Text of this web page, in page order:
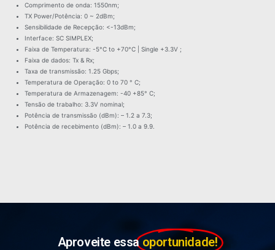
Comprimento de onda: 1550nm;
TX Power/Potência: 0 ~ 2dBm;
Sensibilidade de Recepção: <-13dBm;
Interface: SC SIMPLEX;
Faixa de Temperatura: -5°C to +70°C | Single +3.3V ;
Faixa de dados: Tx & Rx;
Taxa de transmissão: 1.25 Gbps;
Temperatura de Operação: 0 to 70 ° C;
Temperatura de Armazenagem: -40 +85° C;
Tensão de trabalho: 3.3V nominal;
Potência de transmissão (dBm): – 1.2 a 7.3;
Potência de recebimento (dBm): – 1.0 a 9.9.
Aproveite essa oportunidade!